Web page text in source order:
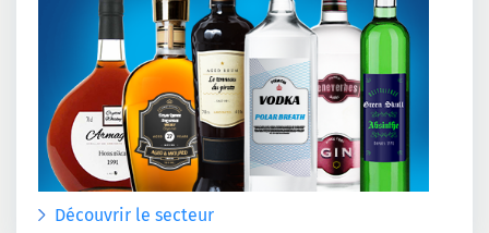
Découvrir le secteur